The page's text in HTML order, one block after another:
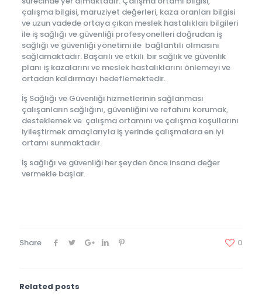
çalışma bilgisi, maruziyet değerleri, kaza oranları bilgisi
ve uzun vadede ortaya çıkan meslek hastalıkları bilgileri
ile iş sağlığı ve güvenliği profesyonelleri doğrudan iş
sağlığı ve güvenliği yönetimi ile bağlantılı olmasını
sağlamaktadır. Başarılı ve etkili bir sağlık ve güvenlik
planı iş kazalarını ve meslek hastalıklarını önlemeyi ve
ortadan kaldırmayı hedeflemektedir.
İş Sağlığı ve Güvenliği hizmetlerinin sağlanması
çalışanların sağlığını, güvenliğini ve refahını korumak,
desteklemek ve çalışma ortamını ve çalışma koşullarını
iyileştirmek amaçlarıyla iş yerinde çalışmalara en iyi
ortamı sunmaktadır.
İş sağlığı ve güvenliği her şeyden önce insana değer
vermekle başlar.
Share 0
Related posts